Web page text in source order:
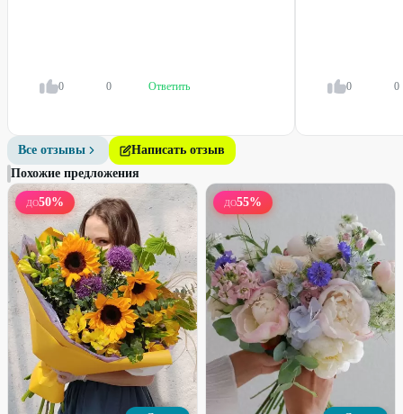
25%
Набирает высоту
Моно-букет из роз
3000 ₽
Набирает высоту
Сумочка с цветами
1260₽1680₽
25%
0 0 Ответить 0 0
Все отзывы
Написать отзыв
Похожие предложения
ДО50% ДО55%